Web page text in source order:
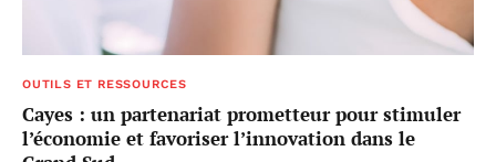
OUTILS ET RESSOURCES
Cayes : un partenariat prometteur pour stimuler
l’économie et favoriser l’innovation dans le